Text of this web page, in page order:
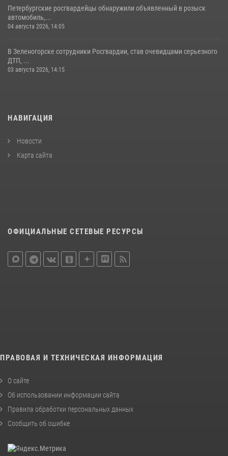
Петербургские росгвардейцы обнаружили объявленный в розыск
автомобиль,...
04 августа 2026, 14:05
В Зеленогорске сотрудники Росгвардии, став очевидцами серьезного
ДТП, ...
03 августа 2026, 14:15
НАВИГАЦИЯ
Новости
Карта сайта
ОФИЦИАЛЬНЫЕ СЕТЕВЫЕ РЕСУРСЫ
ПРАВОВАЯ И ТЕХНИЧЕСКАЯ ИНФОРМАЦИЯ
О сайте
Об использовании информации сайта
Правила обработки персональных данных
Сообщить об ошибке